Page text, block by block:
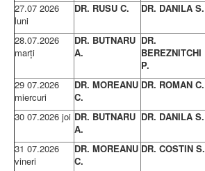
27.07 2026
luni
DR. RUSU C. DR. DANILA S.
28.07.2026
marţi
DR. BUTNARU
A.
DR.
BEREZNITCHI
P.
29 07.2026
miercuri
DR. MOREANU
C.
DR. ROMAN C.
30 07.2026 joi DR. BUTNARU
A.
DR. DANILA S.
31 07.2026
vineri
DR. MOREANU
C.
DR. COSTIN S.